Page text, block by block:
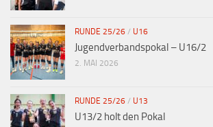
RUNDE 25/26 / U16
Jugendverbandspokal – U16/2
2. MAI 2026
RUNDE 25/26 / U13
U13/2 holt den Pokal